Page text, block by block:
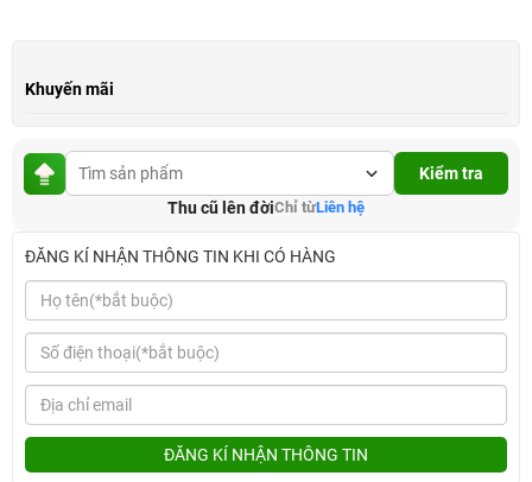
Khuyến mãi
Kiểm tra
Thu cũ lên đờiChỉ từLiên hệ
ĐĂNG KÍ NHẬN THÔNG TIN KHI CÓ HÀNG
ĐĂNG KÍ NHẬN THÔNG TIN